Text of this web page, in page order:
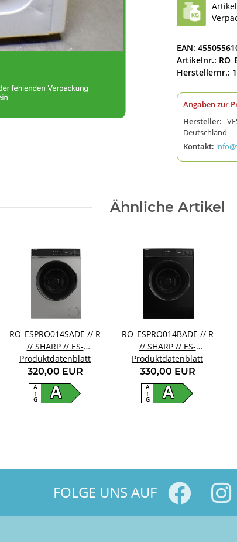
EAN:
Artikelnr.:
Herstellernr.:
Angaben zur
Hersteller:
Deutschland
Kontakt:
Ähnliche Artikel
RO_ESPRO014SADE // R
// SHARP // ES-
PRO014SA-DE
Produktdatenblatt
320,00 EUR
A
A
↑
G
RO_ESPRO014BADE // R
// SHARP // ES-
PRO014BA-DE
Produktdatenblatt
330,00 EUR
A
A
↑
G
FOLGE UNS AUF